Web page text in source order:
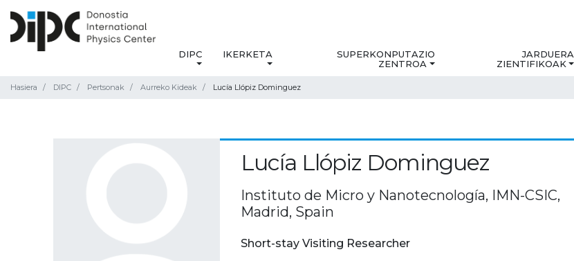
DIPC IKERKETA
SUPERKONPUTAZIO
ZENTROA
JARDUERA
ZIENTIFIKOAK
Hasiera DIPC Pertsonak Aurreko Kideak Lucía Llópiz Dominguez
Lucía Llópiz Dominguez
Instituto de Micro y Nanotecnología, IMN-CSIC,
Madrid, Spain
Short-stay Visiting Researcher